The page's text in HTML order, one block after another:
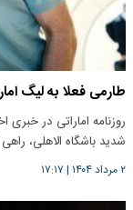
طارمی فعلا به لیگ
روزنامه اماراتی در
شدید باشگاه الاهلی،
۲ مرداد ۱۴۰۴ | ۱۷:۱۷